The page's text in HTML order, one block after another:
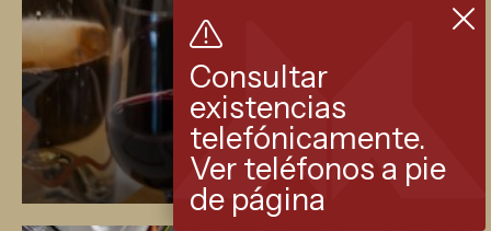
Consultar
existencias
telefónicamente.
Ver teléfonos a pie
de página